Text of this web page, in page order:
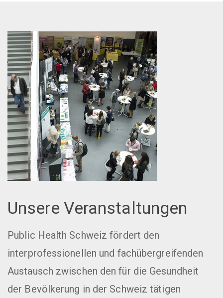
Unsere Veranstaltungen
Public Health Schweiz fördert den
interprofessionellen und fachübergreifenden
Austausch zwischen den für die Gesundheit
der Bevölkerung in der Schweiz tätigen